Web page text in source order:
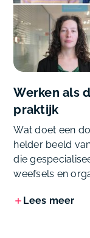
Werken als
praktijk
Wat doet een
helder beeld
die
weefsels en
Lees meer